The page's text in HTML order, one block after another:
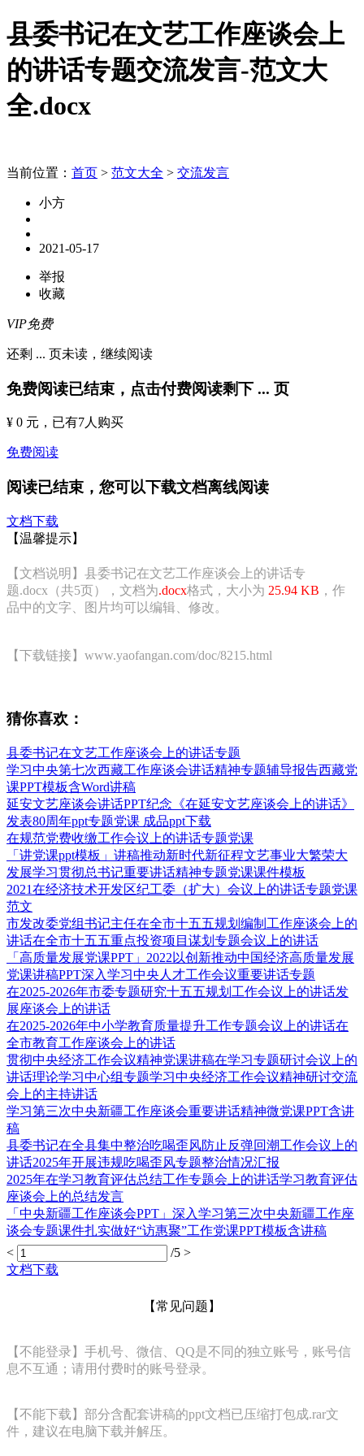
县委书记在文艺工作座谈会上
的讲话专题交流发言-范文大
全.docx
当前位置： 首页 > 范文大全 > 交流发言
小方
2021-05-17
举报
收藏
VIP免费
还剩 ... 页未读， 继续阅读
免费阅读已结束，点击付费阅读剩下 ... 页
¥ 0 元 ，已有7人购买
免费阅读
阅读已结束，您可以下载文档离线阅读
文档下载
【温馨提示】
【文档说明】县委书记在文艺工作座谈会上的讲话专
题.docx（共5页），文档为.docx格式，大小为 25.94 KB ，作
品中的文字、图片均可以编辑、修改。
【下载链接】www.yaofangan.com/doc/8215.html
猜你喜欢：
县委书记在文艺工作座谈会上的讲话专题
学习中央第七次西藏工作座谈会讲话精神专题辅导报告西藏党
课PPT模板含Word讲稿
延安文艺座谈会讲话PPT纪念《在延安文艺座谈会上的讲话》
发表80周年ppt专题党课 成品ppt下载
在规范党费收缴工作会议上的讲话专题党课
「讲党课ppt模板」讲稿推动新时代新征程文艺事业大繁荣大
发展学习贯彻总书记重要讲话精神专题党课课件模板
2021在经济技术开发区纪工委（扩大）会议上的讲话专题党课
范文
市发改委党组书记主任在全市十五五规划编制工作座谈会上的
讲话在全市十五五重点投资项目谋划专题会议上的讲话
「高质量发展党课PPT」2022以创新推动中国经济高质量发展
党课讲稿PPT深入学习中央人才工作会议重要讲话专题
在2025-2026年市委专题研究十五五规划工作会议上的讲话发
展座谈会上的讲话
在2025-2026年中小学教育质量提升工作专题会议上的讲话在
全市教育工作座谈会上的讲话
贯彻中央经济工作会议精神党课讲稿在学习专题研讨会议上的
讲话理论学习中心组专题学习中央经济工作会议精神研讨交流
会上的主持讲话
学习第三次中央新疆工作座谈会重要讲话精神微党课PPT含讲
稿
县委书记在全县集中整治吃喝歪风防止反弹回潮工作会议上的
讲话2025年开展违规吃喝歪风专题整治情况汇报
2025年在学习教育评估总结工作专题会上的讲话学习教育评估
座谈会上的总结发言
「中央新疆工作座谈会PPT」深入学习第三次中央新疆工作座
谈会专题课件扎实做好“访惠聚”工作党课PPT模板含讲稿
<
/5 >
文档下载
【常见问题】
【不能登录】手机号、微信、QQ是不同的独立账号，账号信
息不互通；请用付费时的账号登录。
【不能下载】部分含配套讲稿的ppt文档已压缩打包成.rar文
件，建议在电脑下载并解压。